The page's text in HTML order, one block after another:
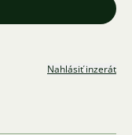
Nahlásiť inzerát